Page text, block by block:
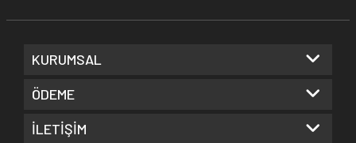
KURUMSAL
ÖDEME
İLETİŞİM